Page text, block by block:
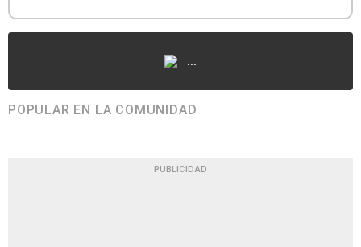
...
POPULAR EN LA COMUNIDAD
PUBLICIDAD